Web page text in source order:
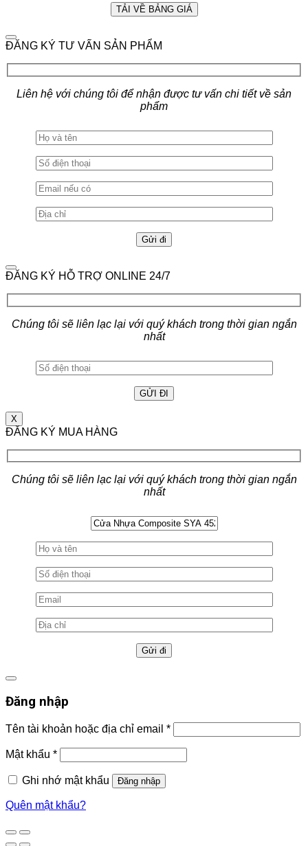
ĐĂNG KÝ TƯ VẤN SẢN PHẨM
Liên hệ với chúng tôi để nhận được tư vấn chi tiết về sản
phẩm
ĐĂNG KÝ HỖ TRỢ ONLINE 24/7
Chúng tôi sẽ liên lạc lại với quý khách trong thời gian ngắn
nhất
X
ĐĂNG KÝ MUA HÀNG
Chúng tôi sẽ liên lạc lại với quý khách trong thời gian ngắn
nhất
Đăng nhập
Tên tài khoản hoặc địa chỉ email *
Mật khẩu *
Ghi nhớ mật khẩu Đăng nhập
Quên mật khẩu?